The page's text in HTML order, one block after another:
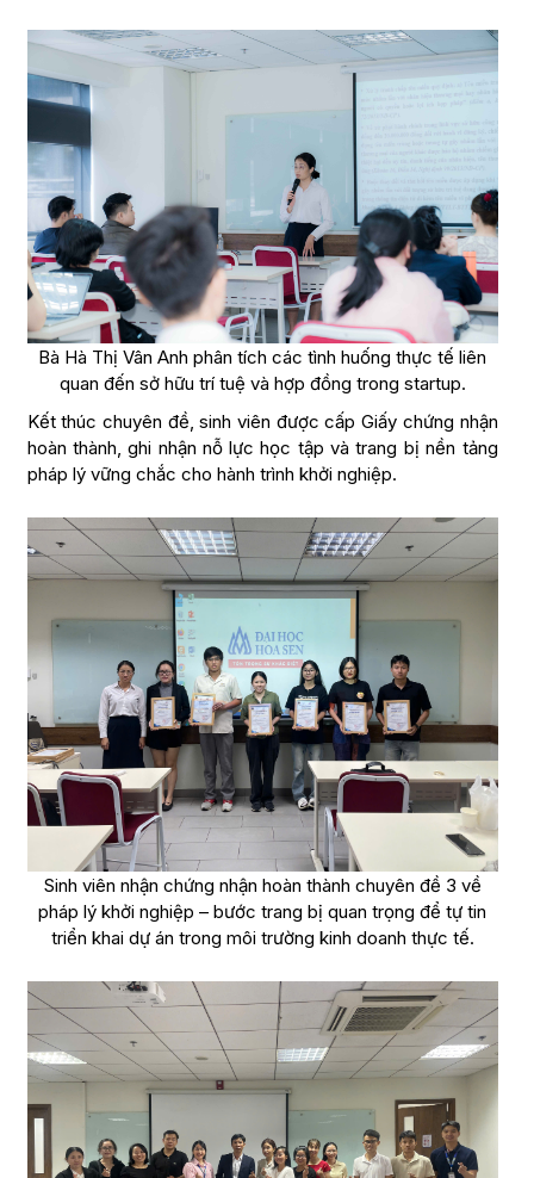
Bà Hà Thị Vân Anh phân tích các tình huống thực tế liên
quan đến sở hữu trí tuệ và hợp đồng trong startup.
Kết thúc chuyên đề, sinh viên được cấp Giấy chứng nhận
hoàn thành, ghi nhận nỗ lực học tập và trang bị nền tảng
pháp lý vững chắc cho hành trình khởi nghiệp.
Sinh viên nhận chứng nhận hoàn thành chuyên đề 3 về
pháp lý khởi nghiệp – bước trang bị quan trọng để tự tin
triển khai dự án trong môi trường kinh doanh thực tế.